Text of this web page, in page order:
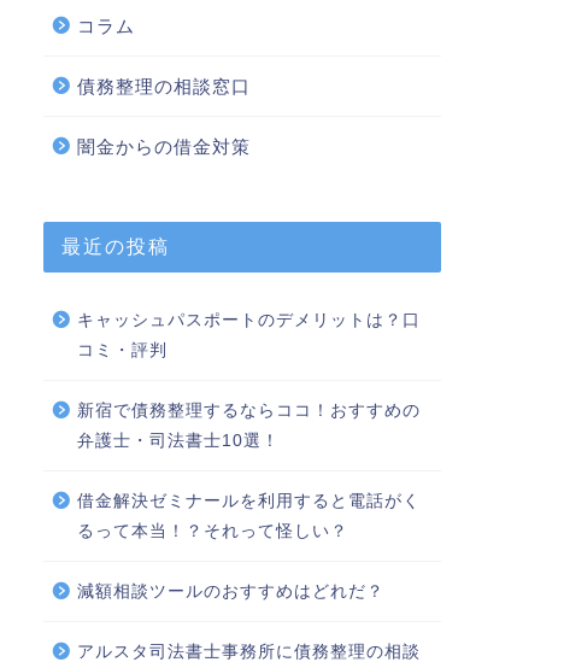
コラム
債務整理の相談窓口
闇金からの借金対策
最近の投稿
キャッシュパスポートのデメリットは？口
コミ・評判
新宿で債務整理するならココ！おすすめの
弁護士・司法書士10選！
借金解決ゼミナールを利用すると電話がく
るって本当！？それって怪しい？
減額相談ツールのおすすめはどれだ？
アルスタ司法書士事務所に債務整理の相談